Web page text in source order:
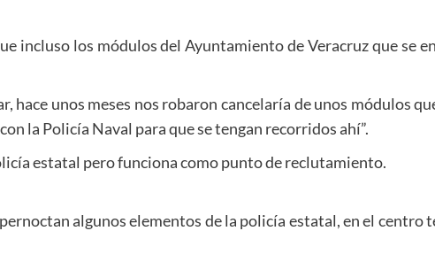
incluso los módulos del Ayuntamiento de Veracruz que se
hace unos meses nos robaron cancelaría de unos módulos
la Policía Naval para que se tengan recorridos ahí”.
estatal pero funciona como punto de reclutamiento.
algunos elementos de la policía estatal, en el centro